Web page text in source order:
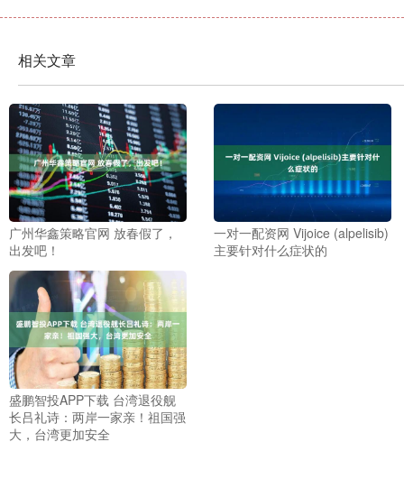
相关文章
广州华鑫策略官网 放春假了，
出发吧！
一对一配资网 Vijoice (alpelisib)
主要针对什么症状的
盛鹏智投APP下载 台湾退役舰
长吕礼诗：两岸一家亲！祖国强
大，台湾更加安全